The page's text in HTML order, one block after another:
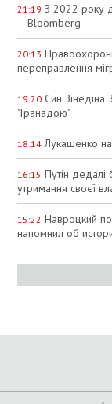
21:19 З 2022 року
– Bloomberg
20:13
переправлення
19:20 Син Зінедіна
"Гранадою"
18:14 Лукашенко
16:15 Путін дедалі
утримання своєї
15:22 Навроцкий
напомнил об